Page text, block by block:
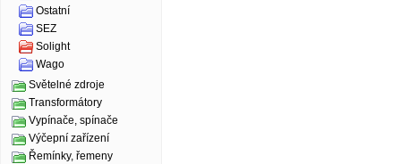
Ostatní
SEZ
Solight
Wago
Světelné zdroje
Transformátory
Vypínače, spínače
Výčepní zařízení
Řemínky, řemeny